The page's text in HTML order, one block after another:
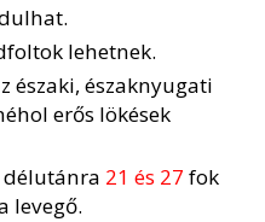
lehetnek.
északi, északnyugati
erős lökések
21 és 27 fok
levegő.